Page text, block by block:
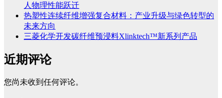
人物理性能跃迁
热塑性连续纤维增强复合材料：产业升级与绿色转型的
未来方向
三菱化学开发碳纤维预浸料Xlinktech™新系列产品
近期评论
您尚未收到任何评论。